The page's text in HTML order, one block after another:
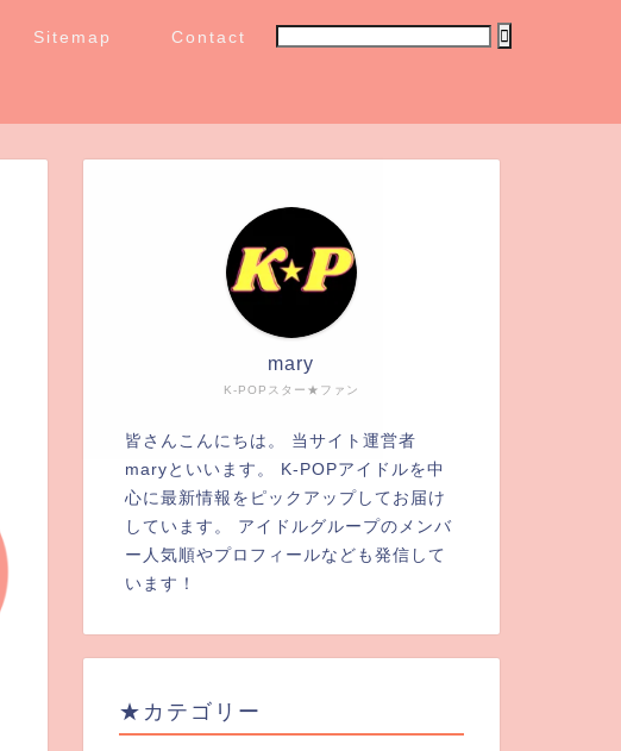
Sitemap Contact
K-POPスター★ファン
mary
皆さんこんにちは。 当サイト運営者
maryといいます。 K-POPアイドルを中
心に最新情報をピックアップしてお届け
しています。 アイドルグループのメンバ
ー人気順やプロフィールなども発信して
います！
★カテゴリー